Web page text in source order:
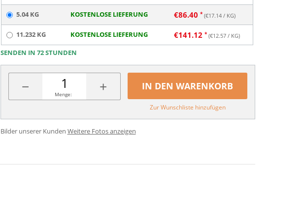
5.04 KG KOSTENLOSE LIEFERUNG €86.40 (€17.14/ KG)
11.232 KG KOSTENLOSE LIEFERUNG €141.12 (€12.57/ KG)
SENDEN IN 72 STUNDEN
− +
Menge:
IN DEN WARENKORB
Zur Wunschliste hinzufügen
Bilder unserer Kunden Weitere Fotos anzeigen